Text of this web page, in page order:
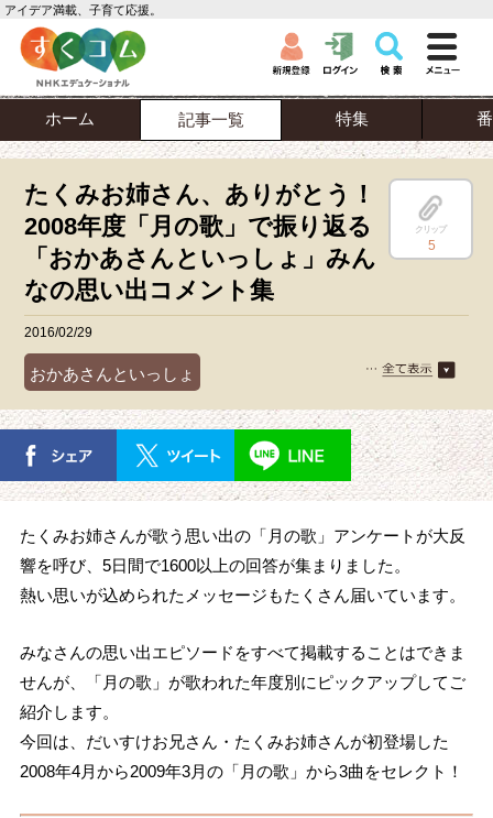
アイデア満載、子育て応援。
ホーム 記事一覧 特集
たくみお姉さん、ありがとう！
2008年度「月の歌」で振り返る
「おかあさんといっしょ」みん
なの思い出コメント集
クリップ
5
2016/02/29
おかあさんといっしょ
たくみお姉さんが歌う思い出の「月の歌」アンケートが大反
響を呼び、5日間で1600以上の回答が集まりました。
熱い思いが込められたメッセージもたくさん届いています。
みなさんの思い出エピソードをすべて掲載することはできま
せんが、「月の歌」が歌われた年度別にピックアップしてご
紹介します。
今回は、だいすけお兄さん・たくみお姉さんが初登場した
2008年4月から2009年3月の「月の歌」から3曲をセレクト！